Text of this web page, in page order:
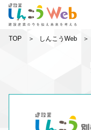
TOP しんこうWeb